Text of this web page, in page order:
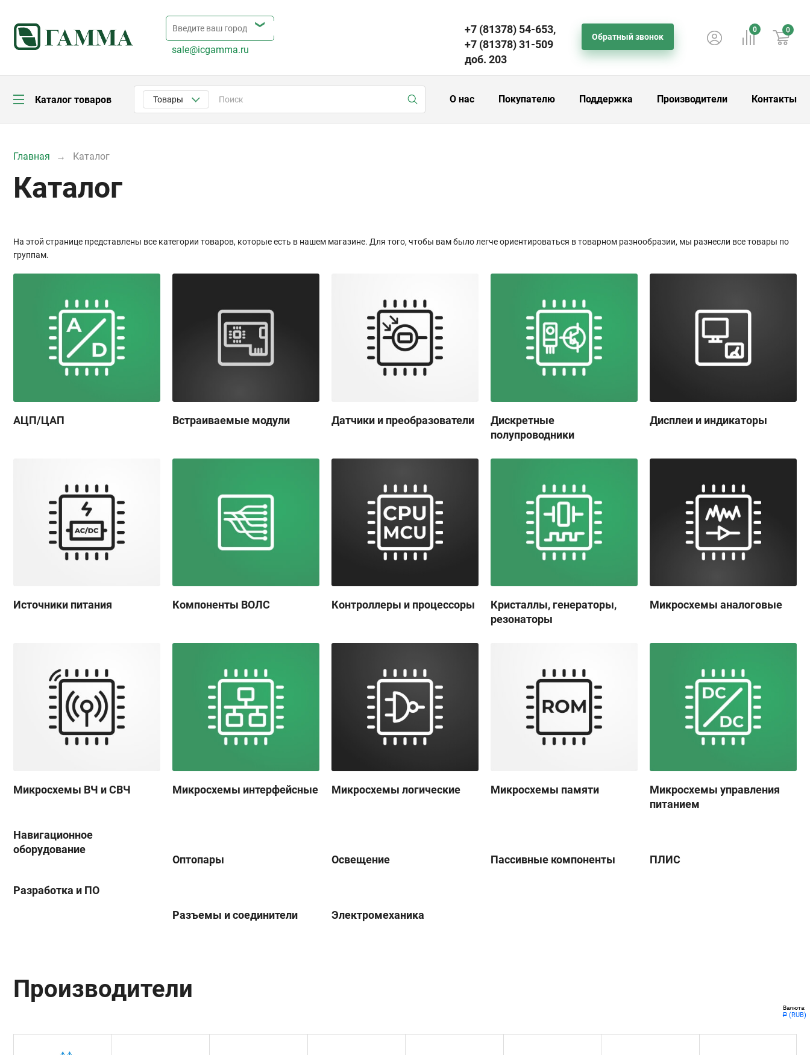
Валюта:
Р (RUB)
+7 (81378) 54-653,
+7 (81378) 31-509
доб. 203
Обратный звонок
sale@icgamma.ru
0 0
Каталог товаров Товары О нас Покупателю Поддержка Производители Контакты
Главная Каталог
Каталог
На этой странице представлены все категории товаров, которые есть в нашем магазине. Для того, чтобы вам было легче ориентироваться в товарном разнообразии, мы разнесли все товары по
группам.
АЦП/ЦАП Встраиваемые модули Датчики и преобразователи
Дискретные
полупроводники
Дисплеи и индикаторы
Источники питания Компоненты ВОЛС Контроллеры и процессоры
Кристаллы, генераторы,
резонаторы
Микросхемы аналоговые
Микросхемы ВЧ и СВЧ Микросхемы интерфейсные Микросхемы логические Микросхемы памяти
Микросхемы управления
питанием
Навигационное
оборудование
Оптопары
Освещение Пассивные компоненты ПЛИС
Разработка и ПО
Разъемы и соединители
Электромеханика
Производители